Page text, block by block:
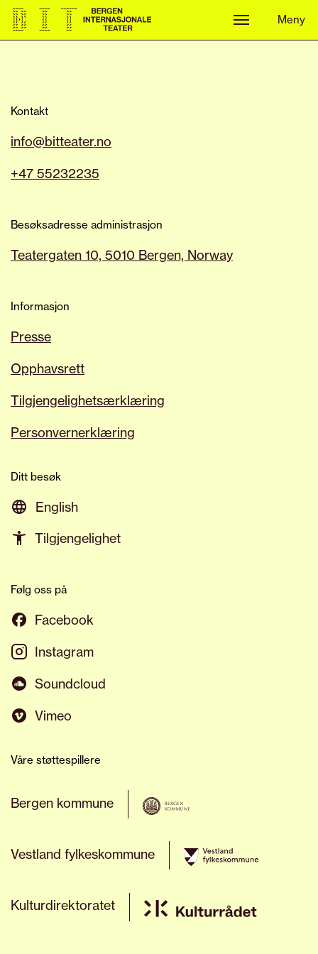
MenyMeny
Kontakt
info@bitteater.no
+47 55232235
Besøksadresse administrasjon
Teatergaten 10, 5010 Bergen, Norway
Informasjon
Presse
Opphavsrett
Tilgjengelighetsærklæring
Personvernerklæring
Ditt besøk
English
Tilgjengelighet
Følg oss på
Facebook
Instagram
Soundcloud
Vimeo
Våre støttespillere
Bergen kommune
Vestland fylkeskommune
Kulturdirektoratet